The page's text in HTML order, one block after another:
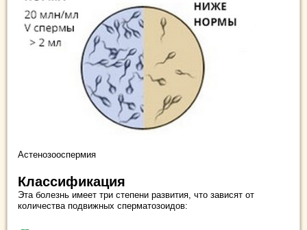
Астенозооспермия
Классификация
Эта болезнь имеет три степени развития, что зависят от
количества подвижных сперматозоидов: